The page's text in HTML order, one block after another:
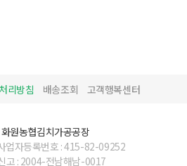
리방침 배송조회 고객행복센터
원농협김치가공공장
업자등록번호 : 415-82-09252
고 : 2004-전남해남-0017